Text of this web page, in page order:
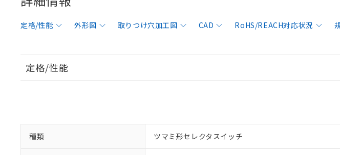
定格/性能 外形図 取りつけ穴加工図 CAD RoHS/REACH対応状況
定格/性能
種類 ツマミ形セレクタスイッチ